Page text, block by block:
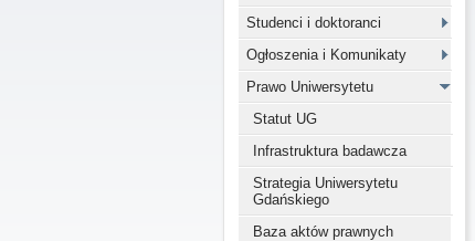
Studenci i doktoranci
Ogłoszenia i Komunikaty
Prawo Uniwersytetu
Statut UG
Infrastruktura badawcza
Strategia Uniwersytetu
Gdańskiego
Baza aktów prawnych